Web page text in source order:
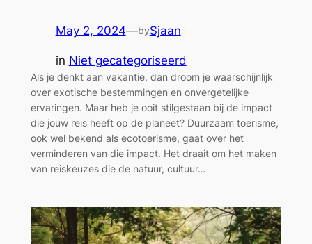
May 2, 2024—bySjaan
in Niet gecategoriseerd
Als je denkt aan vakantie, dan droom je waarschijnlijk
over exotische bestemmingen en onvergetelijke
ervaringen. Maar heb je ooit stilgestaan bij de impact
die jouw reis heeft op de planeet? Duurzaam toerisme,
ook wel bekend als ecotoerisme, gaat over het
verminderen van die impact. Het draait om het maken
van reiskeuzes die de natuur, cultuur…